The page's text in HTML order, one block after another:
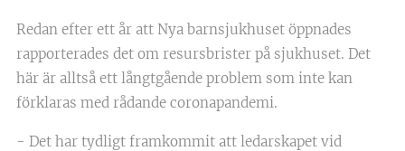
Redan efter ett år att Nya barnsjukhuset öppnades
rapporterades det om resursbrister på sjukhuset. Det
här är alltså ett långtgående problem som inte kan
förklaras med rådande coronapandemi.
- Det har tydligt framkommit att ledarskapet vid